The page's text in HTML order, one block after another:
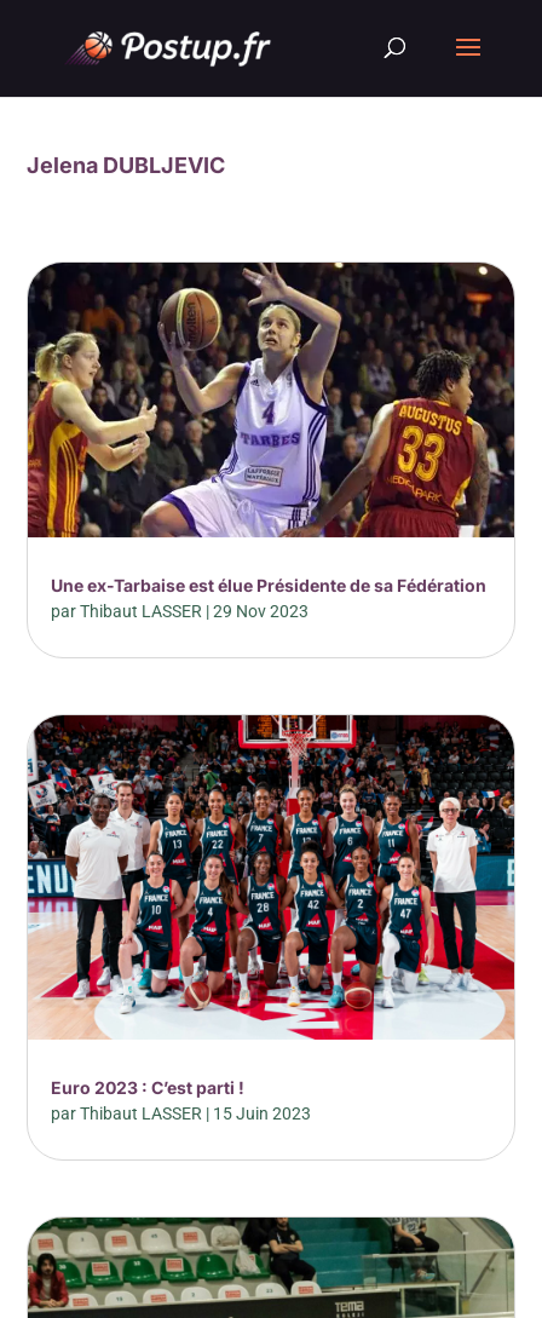
Jelena DUBLJEVIC
Une ex-Tarbaise est élue Présidente de sa Fédération
parThibaut LASSER |29 Nov 2023
Euro 2023 : C’est parti !
parThibaut LASSER | 15 Juin 2023